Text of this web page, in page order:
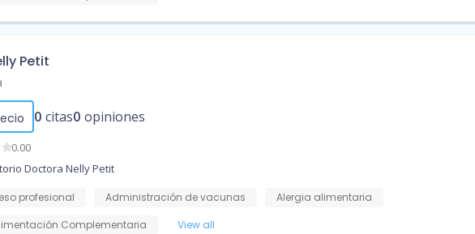
Petit
0 citas0 opiniones
0.00
Doctora Nelly Petit
profesional Administración de vacunas
Alergia alimentaria
Complementaria View all